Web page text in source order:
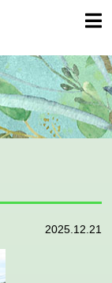
2025.12.21